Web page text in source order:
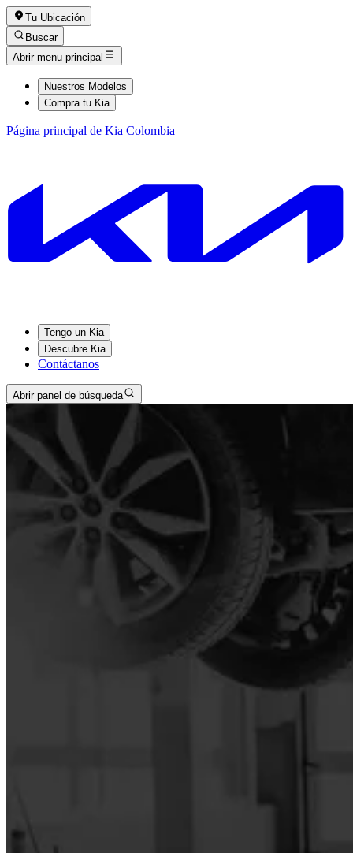
Tu Ubicación
Buscar
Abrir menu principal
Nuestros Modelos
Compra tu Kia
Página principal de Kia Colombia
Tengo un Kia
Descubre Kia
Contáctanos
Abrir panel de búsqueda